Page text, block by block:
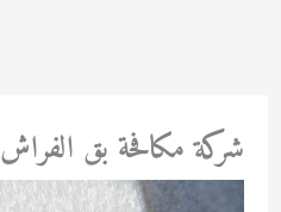
شركة مكافحة بق الفراش